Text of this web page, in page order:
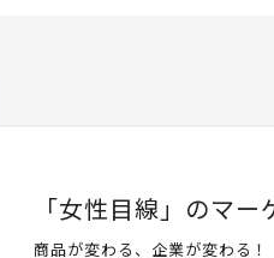
「女性目線」のマ
商品が変わる、企業が変わる！